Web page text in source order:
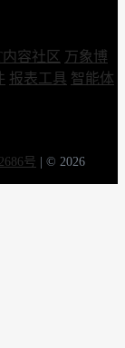
容社区 万象博
报表工具 智能体
号
© 2026